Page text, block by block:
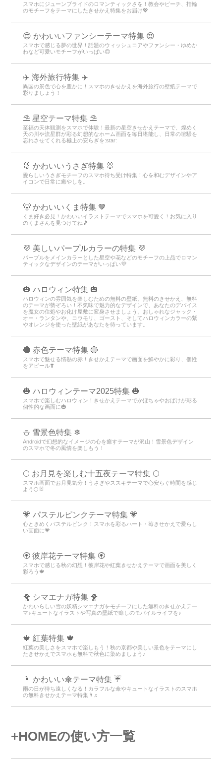
スマホにジューンブライドのロマンティックさを！教会やビーチ、指輪
のモチーフをテーマにしたきせかえ特集をお届け💖
😍 かわいいファンシーテーマ特集 😍
スマホで感じる夢の世界！話題のウィッシュコアやファンシー・ゆめか
わなど可愛いモチーフがいっぱい😍
✈️ 海外旅行特集 ✈️
異国の景色で心を豊かに！スマホのきせかえを海外旅行の壁紙テーマで
彩りましょう！
⛱️ 星空テーマ特集 ⛱️
至福の天体観測をスマホで体験！最新の星空きせかえテーマで、煌めく
天の川や流星群が彩る幻想的なホーム画面を毎日堪能し、日常の喧騒を
忘れさせてくれる極上の安らぎを:star:️
🐰 かわいいうさぎ特集 🐰
愛らしいうさぎモチーフのスマホ待ち受け特集！心を和むデザインやア
イコンで日常に癒やしを。
🐻 かわいいくま特集 🤎
くま好き必見！かわいいイラストテーマでスマホを可愛く！お気に入り
のくまさんを見つけてね🎵
💜 美しいパープルカラーの特集 💜
パープルをメインカラーとした星空や花などのモチーフの上品でロマン
ティックなデザインのテーマがいっぱい💜
🎃 ハロウィン特集 🎃
ハロウィンの雰囲気を楽しむための無料の壁紙、無料のきせかえ、無料
のテーマが勢ぞろい！不気味で魅力的なデザインで、あなたのデバイス
を魔女の住処やお化け屋敷に変身させましょう。おしゃれなジャック・
オー・ランタンや、コウモリ、ゴースト、そしてハロウィンカラーの紫
やオレンジを使った壁紙があなたを待っています。
🔴 赤色テーマ特集 🔴
スマホで魅せる情熱の赤！きせかえテーマで画面を鮮やかに彩り、個性
をアピール❣️
🎃 ハロウィンテーマ2025特集 🎃
スマホで楽しむハロウィン！きせかえテーマでかぼちゃやおばけが彩る
個性的な画面に🎃
⛄ 雪景色特集 ❄
Androidで幻想的なイメージの心を癒すテーマが沢山！雪景色デザイン
のスマホで冬の風情を楽しもう！
🌕 お月見を楽しむ十五夜テーマ特集 🌕
スマホ画面でお月見気分！うさぎやススキテーマで心安らぐ時間を感じ
よう🌕🐰
💗 パステルピンクテーマ特集 💗
心ときめくパステルピンク！スマホを彩るハート・苺きせかえで愛らし
い画面に💗
🏵 彼岸花テーマ特集 🏵
スマホで感じる秋の幻想！彼岸花や紅葉きせかえテーマで画面を美しく
彩ろう🍁
🐥 シマエナガ特集 🐥
かわいらしい雪の妖精シマエナガをモチーフにした無料のきせかえテー
マ♪キュートなイラストや写真の壁紙で癒しのモバイルライフを♪
🍁 紅葉特集 🍁
紅葉の美しさをスマホで楽しもう！秋の京都や美しい景色をテーマにし
たきせかえでスマホも無料で秋色に染めましょう♪
🌂 かわいい傘テーマ特集 ☔
雨の日が待ち遠しくなる！カラフルな傘やキュートなイラストのスマホ
の無料きせかえテーマ特集🌂♫
+HOMEの使い方一覧